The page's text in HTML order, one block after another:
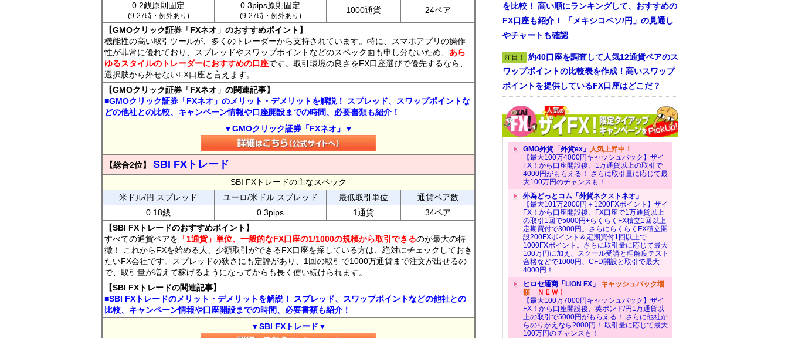
0.2銭原則固定
(9-27時・例外あり)
0.3pips原則固定
(9-27時・例外あり)
1000通貨 24ペア
【GMOクリック証券「FXネオ」のおすすめポイント】
機能性の高い取引ツールが、多くのトレーダーから支持されています。特に、スマホアプリの操作
性が非常に優れており、スプレッドやスワップポイントなどのスペック面も申し分ないため、 あら
ゆるスタイルのトレーダーにおすすめの口座です。取引環境の良さをFX口座選びで優先するなら、
選択肢から外せないFX口座と言えます。
【GMOクリック証券「FXネオ」の関連記事】
■GMOクリック証券「FXネオ」のメリット・デメリットを解説！ スプレッド、スワップポイントな
どの他社との比較、キャンペーン情報や口座開設までの時間、必要書類も紹介！
▼GMOクリック証券「FXネオ」▼
【総合2位】 SBI FXトレード
SBI FXトレードの主なスペック
米ドル/円 スプレッド
ユーロ/米ドル スプレッド 最低取引単位
通貨ペア数
0.18銭
0.3pips 1通貨
34ペア
【SBI FXトレードのおすすめポイント】
すべての通貨ペアを 「1通貨」単位、一般的なFX口座の1/1000の規模から取引できるのが最大の特
徴！ これからFXを始める人、少額取引ができるFX口座を探している方は、絶対にチェックしておき
たいFX会社です。スプレッドの狭さにも定評があり、1回の取引で1000万通貨まで注文が出せるの
で、取引量が増えて稼げるようになってからも長く使い続けられます。
【SBI FXトレードの関連記事】
■SBI FXトレードのメリット・デメリットを解説！ スプレッド、スワップポイントなどの他社との
比較、キャンペーン情報や口座開設までの時間、必要書類も紹介！
▼SBI FXトレード▼
を比較！ 高い順にランキングして、おすすめの
FX口座も紹介！ 「メキシコペソ/円」の見通し
やチャートも確認
注目！ 約40口座を調査して人気12通貨ペアのス
ワップポイントの比較表を作成！高いスワップ
ポイントを提供しているFX口座はどこだ？
GMO外貨「外貨ex」 人気上昇中！
【最大100万4000円キャッシュバック】ザイ
FX！から口座開設後、1万通貨以上の取引で
4000円がもらえる！ さらに取引量に応じて最
大100万円のチャンスも！
外為どっとコム「外貨ネクストネオ」
【最大101万2000円＋1200FXポイント】ザイ
FX！から口座開設後、FX口座で1万通貨以上
の取引1回で5000円+らくらくFX積立1回以上
定期買付で3000円。さらにらくらくFX積立開
設200FXポイント＆定期買付1回以上で
1000FXポイント。さらに取引量に応じて最大
100万円に加え、スクール受講と理解度テスト
合格などで1000円、CFD開設と取引で最大
4000円！
ヒロセ通商「LION FX」 キャッシュバック増
額ＮＥＷ！
【最大100万7000円キャッシュバック】ザイ
FX！から口座開設後、英ポンド/円1万通貨以
上の取引で5000円がもらえる！ さらに他社か
らのりかえなら2000円！ 取引量に応じて最大
100万円のチャンスも！